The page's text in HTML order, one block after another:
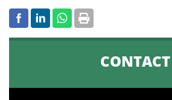
CONTACT